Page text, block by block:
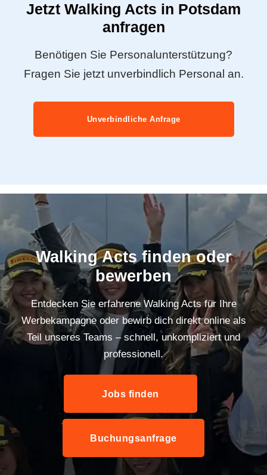
Jetzt Walking Acts in Potsdam
anfragen
Benötigen Sie Personalunterstützung?
Fragen Sie jetzt unverbindlich Personal an.
Unverbindliche Anfrage
Walking Acts finden oder
bewerben
Entdecken Sie erfahrene Walking Acts für Ihre
Werbekampagne oder bewirb dich direkt online als
Teil unseres Teams – schnell, unkompliziert und
professionell.
Jobs finden
Buchungsanfrage